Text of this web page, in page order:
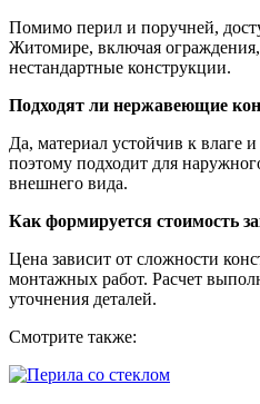
Помимо перил и поручней,
Житомире, включая
нестандартные конструкции.
Подходят ли нержавеющие
Да, материал устойчив к влаге
поэтому подходит для
внешнего вида.
Как формируется стоимость
Цена зависит от сложности
монтажных работ. Расчет
уточнения деталей.
Смотрите также: